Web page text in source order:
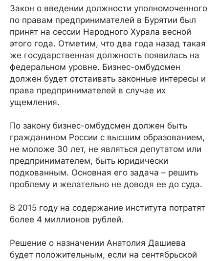
Закон о введении должности уполномоченного
по правам предпринимателей в Бурятии был
принят на сессии Народного Хурала весной
этого года. Отметим, что два года назад такая
же государственная должность появилась на
федеральном уровне. Бизнес-омбудсмен
должен будет отстаивать законные интересы и
права предпринимателей в случае их
ущемления.
По закону бизнес-омбудсмен должен быть
гражданином России с высшим образованием,
не моложе 30 лет, не являться депутатом или
предпринимателем, быть юридически
подкованным. Основная его задача – решить
проблему и желательно не доводя ее до суда.
В 2015 году на содержание института потратят
более 4 миллионов рублей.
Решение о назначении Анатолия Дашиева
будет положительным, если на сентябрьской